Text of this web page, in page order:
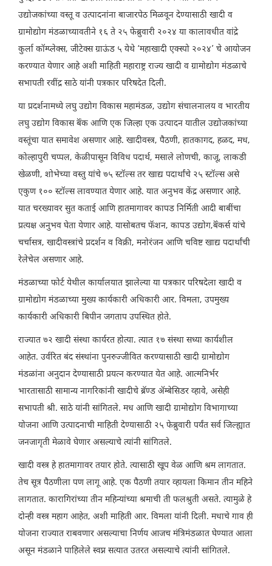
उद्योजकांच्या वस्तू व उत्पादनांना बाजारपेठ मिळवून देण्यासाठी खादी व
ग्रामोद्योग मंडळाच्यावतीने १६ ते २५ फेब्रुवारी २०२४ या कालावधीत वांद्रे
कुर्ला कॉम्प्लेक्स, जीटेक्स ग्राऊंड ५ येथे ‘महाखादी एक्स्पो २०२४’ चे आयोजन
करण्यात येणार आहे अशी माहिती महाराष्ट्र राज्य खादी व ग्रामोद्योग मंडळाचे
सभापती रवींद्र साठे यांनी पत्रकार परिषदेत दिली.
या प्रदर्शनामध्ये लघु उद्योग विकास महामंडळ, उद्योग संचालनालय व भारतीय
लघु उद्योग विकास बॅंक आणि एक जिल्हा एक उत्पादन यातील उद्योजकांच्या
वस्तूंचा यात समावेश असणार आहे. खादीवस्त्र, पैठणी, हातकागद, हळद, मध,
कोल्हापुरी चप्पल, केळीपासून विविध पदार्थ, मसाले लोणची, काजू, लाकडी
खेळणी, शोभेच्या वस्तु यांचे ७५ स्टॉल्स तर खाद्य पदार्थांचे २५ स्टॉल्स असे
एकुण १०० स्टॉल्स लावण्यात येणार आहे. यात अनुभव केंद्र असणार आहे.
यात चरख्यावर सुत कताई आणि हातमागावर कापड निर्मिती आदी बाबींचा
प्रत्यक्ष अनुभव घेता येणार आहे. यासोबतच फॅशन, कापड उद्योग,बॅंकर्स यांचे
चर्चासत्र, खादीवस्त्रांचे प्रदर्शन व विक्री, मनोरंजन आणि चविष्ट खाद्य पदार्थांची
रेलेचेल असणार आहे.
मंडळाच्या फोर्ट येथील कार्यालयात झालेल्या या पत्रकार परिषदेला खादी व
ग्रामोद्योग मंडळाच्या मुख्य कार्यकारी अधिकारी आर. विमला, उपमुख्य
कार्यकारी अधिकारी बिपीन जगताप उपस्थित होते.
राज्यात ७२ खादी संस्था कार्यरत होत्या. त्यात १७ संस्था सध्या कार्यशील
आहेत. उर्वरित बंद संस्थांना पुनरुज्जीवित करण्यासाठी खादी ग्रामोद्योग
मंडळांना अनुदान देण्यासाठी प्रयत्न करण्यात येत आहे. आत्मनिर्भर
भारतासाठी सामान्य नागरिकांनी खादीचे ब्रॅण्ड ॲम्बेसिडर व्हावे, असेही
सभापती श्री. साठे यांनी सांगितले. मध आणि खादी ग्रामोद्योग विभागाच्या
योजना आणि उत्पादनाची माहिती देण्यासाठी २५ फेब्रुवारी पर्यंत सर्व जिल्ह्यात
जनजागृती मेळावे घेणार असल्याचे त्यांनी सांगितले.
खादी वस्त्र हे हातमागावर तयार होते. त्यासाठी खूप वेळ आणि श्रम लागतात.
तेच सूत्र पैठणीला पण लागू आहे. एक पैठणी तयार व्हायला किमान तीन महिने
लागतात. कारागिरांच्या तीन महिन्यांच्या श्रमाची ती फलश्रुती असते. त्यामुळे हे
दोन्ही वस्त्र महाग आहेत, अशी माहिती आर. विमला यांनी दिली. मधाचे गाव ही
योजना राज्यात राबवणार असल्याचा निर्णय आजच मंत्रिमंडळात घेण्यात आला
असून मंडळाने पाहिलेले स्वप्न सत्यात उतरत असल्याचे त्यांनी सांगितले.